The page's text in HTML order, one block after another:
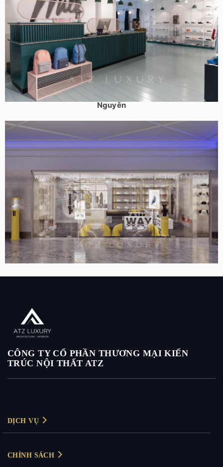
Mẫu cửa hàng thời trang trẻ – Milk Shop 125m2 – Thái
Nguyên
Mẫu shop thời trang nam Tuyên Quang – Way off – 37m2
CÔNG TY CỔ PHẦN THƯƠNG MẠI KIẾN
TRÚC NỘI THẤT ATZ
DỊCH VỤ
Thiết kế nội thất biệt thự
CHÍNH SÁCH